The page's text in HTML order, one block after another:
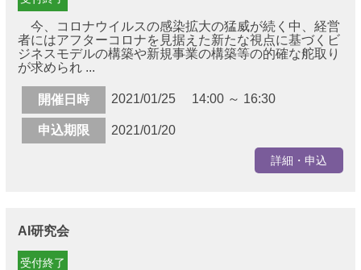
今、コロナウイルスの感染拡大の猛威が続く中、経営
者にはアフターコロナを見据えた新たな視点に基づくビ
ジネスモデルの構築や新規事業の構築等の的確な舵取り
が求められ ...
開催日時 2021/01/25 14:00 ～ 16:30
申込期限 2021/01/20
詳細・申込
AI研究会
受付終了